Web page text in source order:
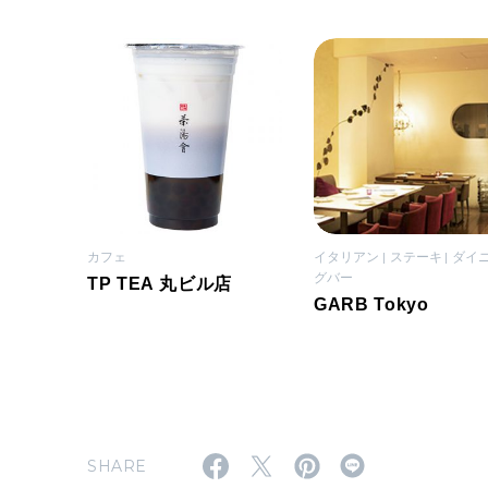
カフェ
TP TEA 丸ビル店
イタリアン ステーキ
ダイ
グバー
GARB Tokyo
SHARE